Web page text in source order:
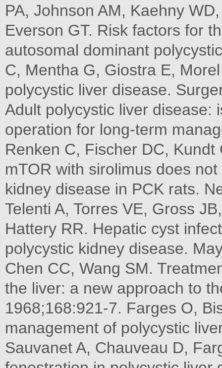
PA, Johnson AM, Kaehny
Everson GT. Risk factors for
autosomal dominant
C, Mentha G, Giostra E,
polycystic liver disease.
Adult polycystic liver disease:
operation for long-term
Renken C, Fischer DC,
mTOR with sirolimus does
kidney disease in PCK rats.
Telenti A, Torres VE, Gross
Hattery RR. Hepatic cyst
polycystic kidney disease.
Chen CC, Wang SM.
the liver: a new approach to
1968;168:921-7. Farges O,
management of polycystic
Sauvanet A, Chauveau D,